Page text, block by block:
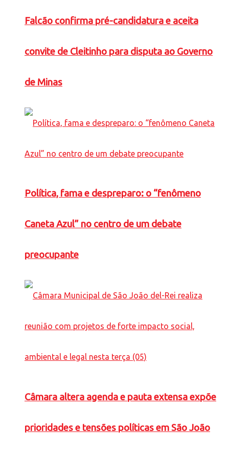
Falcão confirma pré-candidatura e aceita
convite de Cleitinho para disputa ao Governo
de Minas
Política, fama e despreparo: o “fenômeno
Caneta Azul” no centro de um debate
preocupante
Câmara altera agenda e pauta extensa expõe
prioridades e tensões políticas em São João